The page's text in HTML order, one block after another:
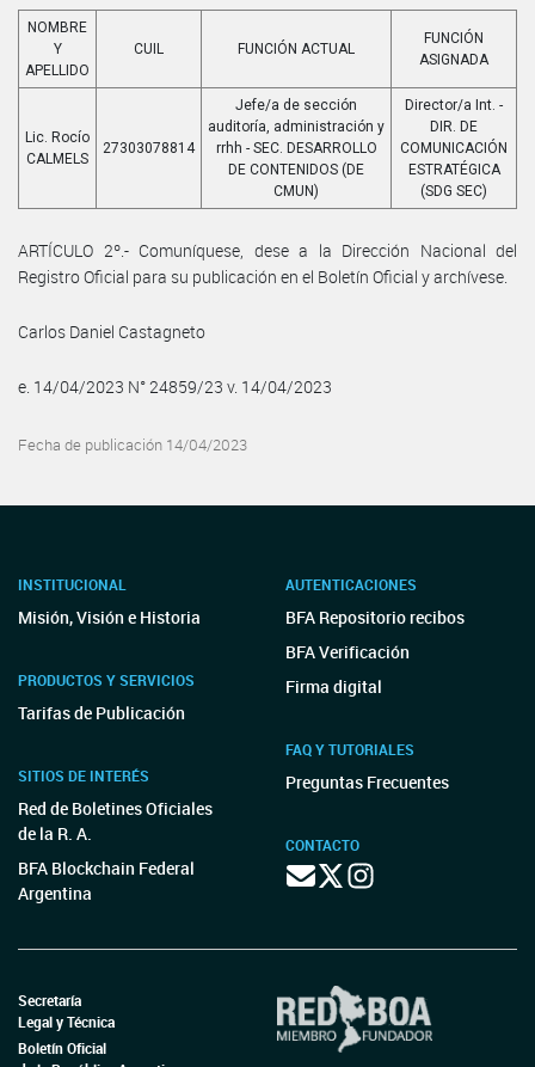
NOMBRE
Y
APELLIDO
CUIL FUNCIÓN ACTUAL
FUNCIÓN
ASIGNADA
Lic. Rocío
CALMELS
27303078814
Jefe/a de sección
auditoría, administración y
rrhh - SEC. DESARROLLO
DE CONTENIDOS (DE
CMUN)
Director/a Int. -
DIR. DE
COMUNICACIÓN
ESTRATÉGICA
(SDG SEC)
ARTÍCULO 2º.- Comuníquese, dese a la Dirección Nacional del
Registro Oficial para su publicación en el Boletín Oficial y archívese.
Carlos Daniel Castagneto
e. 14/04/2023 N° 24859/23 v. 14/04/2023
Fecha de publicación 14/04/2023
INSTITUCIONAL
Misión, Visión e Historia
PRODUCTOS Y SERVICIOS
Tarifas de Publicación
SITIOS DE INTERÉS
Red de Boletines Oficiales
de la R. A.
BFA Blockchain Federal
Argentina
AUTENTICACIONES
BFA Repositorio recibos
BFA Verificación
Firma digital
FAQ Y TUTORIALES
Preguntas Frecuentes
CONTACTO
Secretaría
Legal y Técnica
Boletín Oficial